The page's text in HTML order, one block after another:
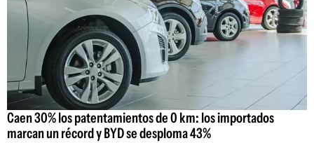
Caen 30% los patentamientos de 0 km: los importados
marcan un récord y BYD se desploma 43%